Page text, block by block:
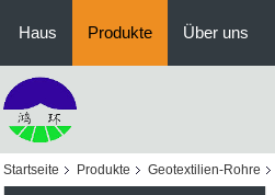
Haus Produkte Über uns
Startseite Produkte Geotextilien-Rohre